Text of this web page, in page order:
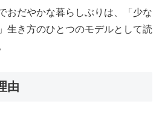
おだやかな暮らしぶりは、「少な
生き方のひとつのモデルとして読
由